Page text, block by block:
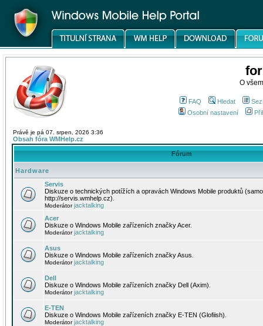
O
FAQ Hledat
Osobní nastavení
Právě je pá 07. srpen, 2026 3:36
Obsah fóra WMHelp.cz
Fórum
Hardware
Servis
Diskuze o technických potížích a opravách Windows Mobile produktů
http://servis.wmhelp.cz).
Moderátorjacktalking
Acer
Diskuze o Windows Mobile zařízeních značky Acer.
Moderátorjacktalking
Asus
Diskuze o Windows Mobile zařízeních značky Asus.
Moderátorjacktalking
Dell
Diskuze o Windows Mobile zařízeních značky Dell (Axim).
Moderátorjacktalking
E-TEN
Diskuze o Windows Mobile zařízeních značky E-TEN (Glofiish).
Moderátorjacktalking